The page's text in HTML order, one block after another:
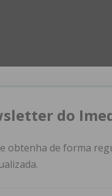
do
obtenha de forma